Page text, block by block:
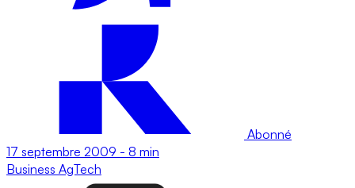
Abonné
17 septembre 2009 - 8 min
Business AgTech